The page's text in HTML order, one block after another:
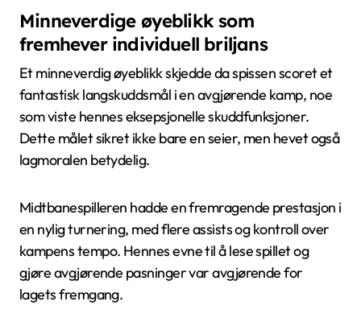
Minneverdige øyeblikk som
fremhever individuell briljans
Et minneverdig øyeblikk skjedde da spissen scoret et
fantastisk langskuddsmål i en avgjørende kamp, noe
som viste hennes eksepsjonelle skuddfunksjoner.
Dette målet sikret ikke bare en seier, men hevet også
lagmoralen betydelig.
Midtbanespilleren hadde en fremragende prestasjon i
en nylig turnering, med flere assists og kontroll over
kampens tempo. Hennes evne til å lese spillet og
gjøre avgjørende pasninger var avgjørende for
lagets fremgang.